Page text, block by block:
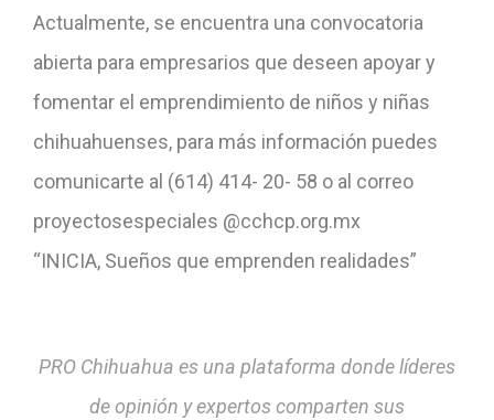
Actualmente, se encuentra una convocatoria
abierta para empresarios que deseen apoyar y
fomentar el emprendimiento de niños y niñas
chihuahuenses, para más información puedes
comunicarte al (614) 414- 20- 58 o al correo
proyectosespeciales @cchcp.org.mx
“INICIA, Sueños que emprenden realidades”
PRO Chihuahua es una plataforma donde líderes
de opinión y expertos comparten sus